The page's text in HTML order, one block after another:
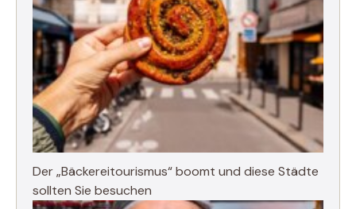
Der „Bäckereitourismus“ boomt und diese Städte
sollten Sie besuchen